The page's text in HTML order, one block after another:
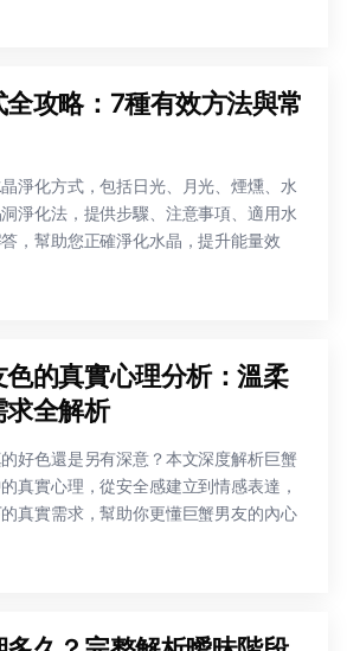
攻略：7種有效方法與常
淨化方式，包括日光、月光、煙燻、水
淨化法，提供步驟、注意事項、適用水
，幫助您正確淨化水晶，提升能量效
的真實心理分析：溫柔
全解析
好色還是另有深意？本文深度解析巨蟹
真實心理，從安全感建立到情感表達，
真實需求，幫助你更懂巨蟹男友的內心